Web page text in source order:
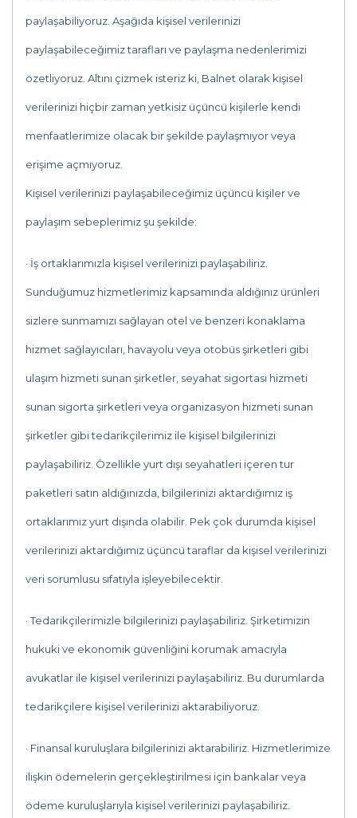
paylaşabiliyoruz. Aşağıda kişisel verilerinizi
paylaşabileceğimiz tarafları ve paylaşma nedenlerimizi
özetliyoruz. Altını çizmek isteriz ki, Balnet olarak kişisel
verilerinizi hiçbir zaman yetkisiz üçüncü kişilerle kendi
menfaatlerimize olacak bir şekilde paylaşmıyor veya
erişime açmıyoruz.
Kişisel verilerinizi paylaşabileceğimiz üçüncü kişiler ve
paylaşım sebeplerimiz şu şekilde:
· İş ortaklarımızla kişisel verilerinizi paylaşabiliriz.
Sunduğumuz hizmetlerimiz kapsamında aldığınız ürünleri
sizlere sunmamızı sağlayan otel ve benzeri konaklama
hizmet sağlayıcıları, havayolu veya otobüs şirketleri gibi
ulaşım hizmeti sunan şirketler, seyahat sigortası hizmeti
sunan sigorta şirketleri veya organizasyon hizmeti sunan
şirketler gibi tedarikçilerimiz ile kişisel bilgilerinizi
paylaşabiliriz. Özellikle yurt dışı seyahatleri içeren tur
paketleri satın aldığınızda, bilgilerinizi aktardığımız iş
ortaklarımız yurt dışında olabilir. Pek çok durumda kişisel
verilerinizi aktardığımız üçüncü taraflar da kişisel verilerinizi
veri sorumlusu sıfatıyla işleyebilecektir.
· Tedarikçilerimizle bilgilerinizi paylaşabiliriz. Şirketimizin
hukuki ve ekonomik güvenliğini korumak amacıyla
avukatlar ile kişisel verilerinizi paylaşabiliriz. Bu durumlarda
tedarikçilere kişisel verilerinizi aktarabiliyoruz.
· Finansal kuruluşlara bilgilerinizi aktarabiliriz. Hizmetlerimize
ilişkin ödemelerin gerçekleştirilmesi için bankalar veya
ödeme kuruluşlarıyla kişisel verilerinizi paylaşabiliriz.